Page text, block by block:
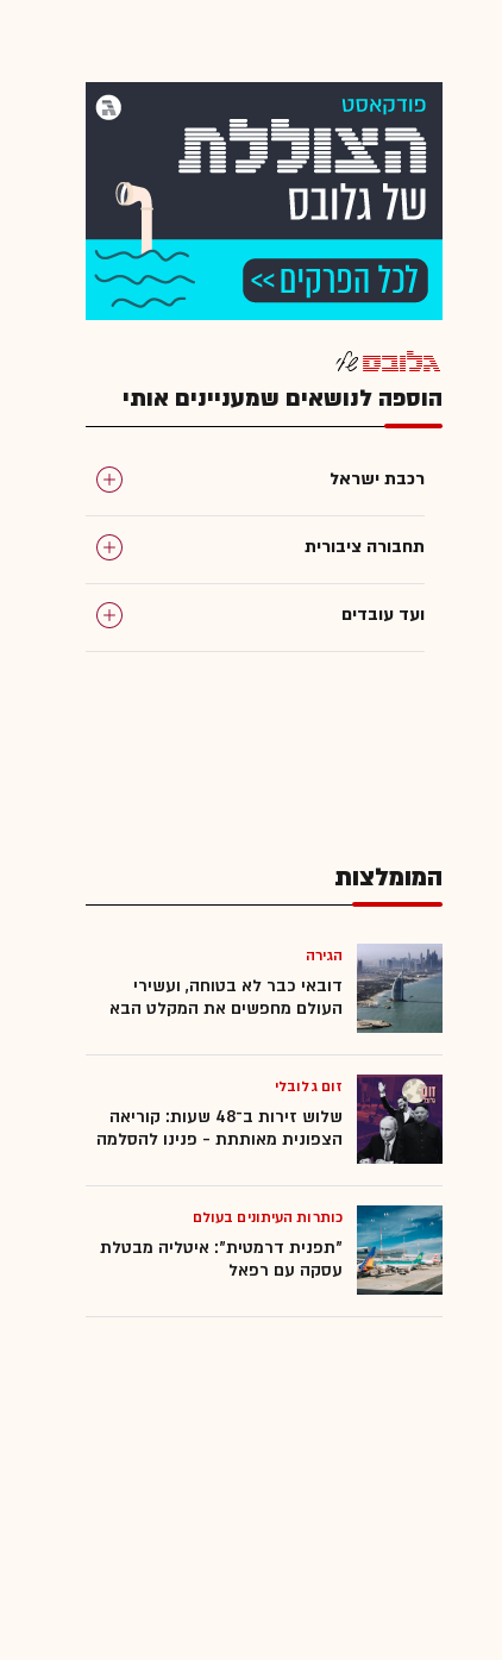
הוספה לנושאים שמעניינים אותי
רכבת ישראל
תחבורה ציבורית
ועד עובדים
המומלצות
הגירה
דובאי כבר לא בטוחה, ועשירי
העולם מחפשים את המקלט הבא
זום גלובלי
שלוש זירות ב־48 שעות: קוריאה
הצפונית מאותתת - פנינו להסלמה
כותרות העיתונים בעולם
"תפנית דרמטית": איטליה מבטלת
עסקה עם רפאל